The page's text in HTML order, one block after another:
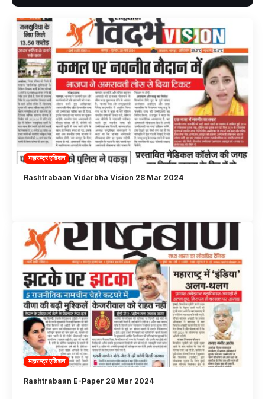
महाराष्ट्र एडिशन
Rashtrabaan Vidarbha Vision 28 Mar 2024
महाराष्ट्र एडिशन
Rashtrabaan E-Paper 28 Mar 2024